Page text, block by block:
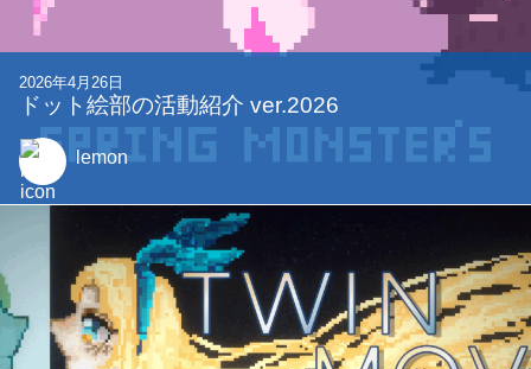
2026年4月26日
ドット絵部の活動紹介 ver.2026
lemon